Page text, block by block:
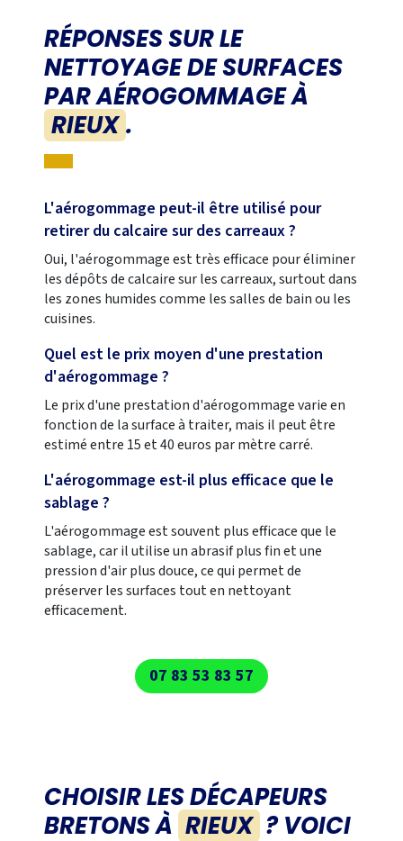
RÉPONSES SUR LE
NETTOYAGE DE SURFACES
PAR AÉROGOMMAGE À
RIEUX .
L'aérogommage peut-il être utilisé pour
retirer du calcaire sur des carreaux ?
Oui, l'aérogommage est très efficace pour éliminer
les dépôts de calcaire sur les carreaux, surtout dans
les zones humides comme les salles de bain ou les
cuisines.
Quel est le prix moyen d'une prestation
d'aérogommage ?
Le prix d'une prestation d'aérogommage varie en
fonction de la surface à traiter, mais il peut être
estimé entre 15 et 40 euros par mètre carré.
L'aérogommage est-il plus efficace que le
sablage ?
L'aérogommage est souvent plus efficace que le
sablage, car il utilise un abrasif plus fin et une
pression d'air plus douce, ce qui permet de
préserver les surfaces tout en nettoyant
efficacement.
07 83 53 83 57
CHOISIRLES DÉCAPEURS
BRETONSÀ RIEUX ? VOICI